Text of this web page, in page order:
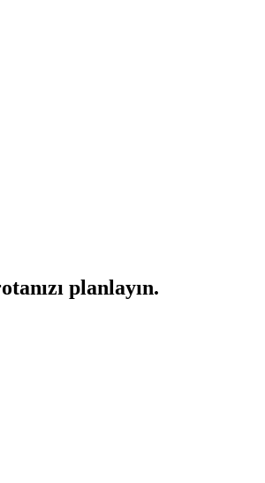
planlayın.